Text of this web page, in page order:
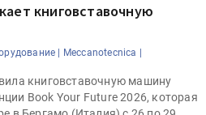
книговставочную
| Meccanotecnica |
книговставочную машину
Book Your Future 2026, которая